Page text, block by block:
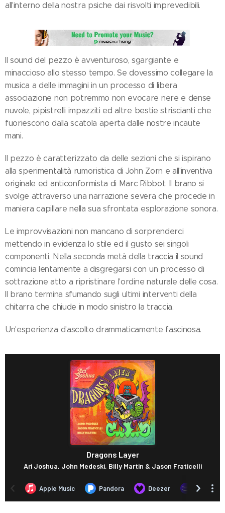
all'interno della nostra psiche dai risvolti imprevedibili.
Il sound del pezzo è avventuroso, sgargiante e
minaccioso allo stesso tempo. Se dovessimo collegare la
musica a delle immagini in un processo di libera
associazione non potremmo non evocare nere e dense
nuvole, pipistrelli impazziti ed altre bestie striscianti che
fuoriescono dalla scatola aperta dalle nostre incaute
mani.
Il pezzo è caratterizzato da delle sezioni che si ispirano
alla sperimentalità rumoristica di John Zorn e all'inventiva
originale ed anticonformista di Marc Ribbot. Il brano si
svolge attraverso una narrazione severa che procede in
maniera capillare nella sua sfrontata esplorazione sonora.
Le improvvisazioni non mancano di sorprenderci
mettendo in evidenza lo stile ed il gusto sei singoli
componenti. Nella seconda metà della traccia il sound
comincia lentamente a disgregarsi con un processo di
sottrazione atto a ripristinare l'ordine naturale delle cosa.
Il brano termina sfumando sugli ultimi interventi della
chitarra che chiude in modo sinistro la traccia.
Un'esperienza d'ascolto drammaticamente fascinosa.